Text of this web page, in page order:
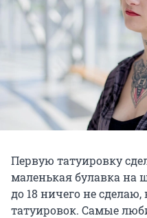
Первую татуировку
маленькая булавка на
до 18 ничего не сделаю,
татуировок. Самые